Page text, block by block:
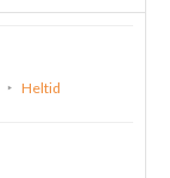
Heltid